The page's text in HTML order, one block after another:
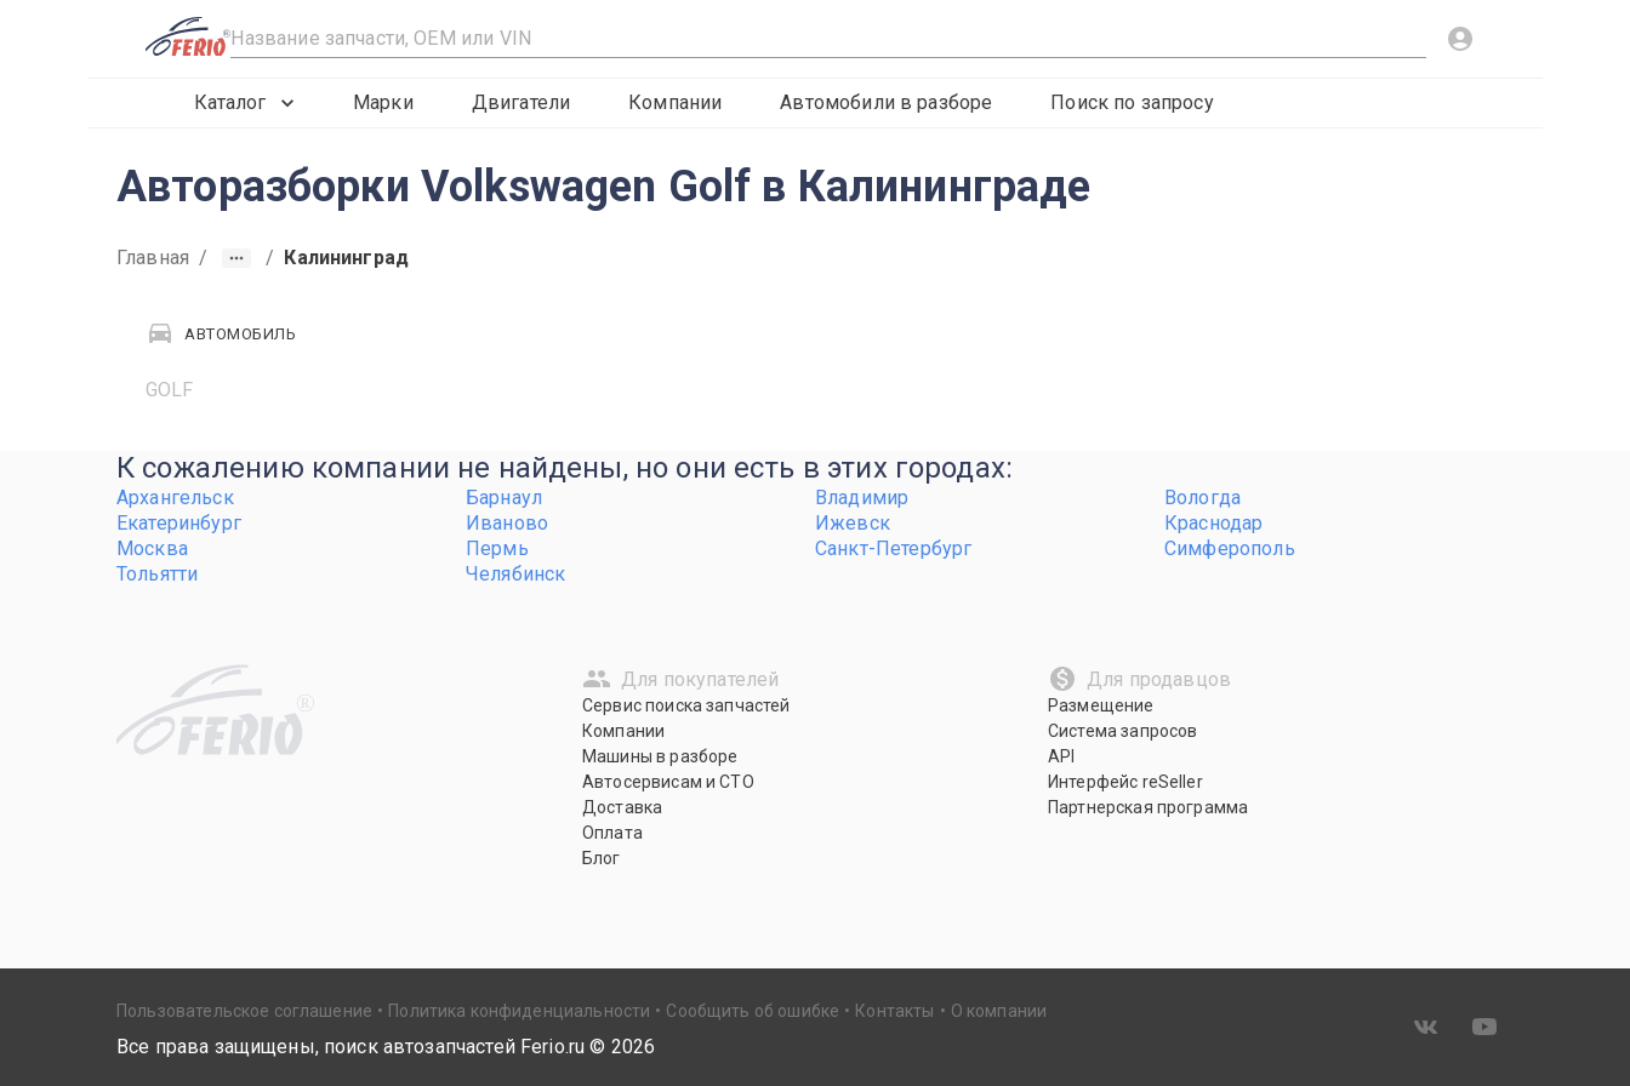
R
Каталог Марки Двигатели Компании Автомобили в разборе Поиск по запросу
Авторазборки Volkswagen Golf в Калининграде
Главная / / Калининград
АВТОМОБИЛЬ
GOLF
К сожалению компании не найдены, но они есть в этих городах:
Архангельск Барнаул Владимир
Вологда
Екатеринбург
Иваново Ижевск
Краснодар
Москва
Пермь Санкт-Петербург
Симферополь
Тольятти
Челябинск
R
Для покупателей
Сервис поиска запчастей
Компании
Машины в разборе
Автосервисам и СТО
Доставка
Оплата
Блог
Для продавцов
Размещение
Система запросов
API
Интерфейс reSeller
Партнерская программа
Пользовательское соглашение Политика конфиденциальности Сообщить об ошибке Контакты О компании
Все права защищены, поиск автозапчастей Ferio.ru © 2026